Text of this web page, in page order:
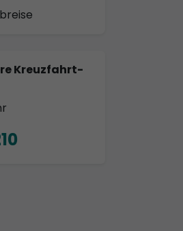
Kreuzfahrt-